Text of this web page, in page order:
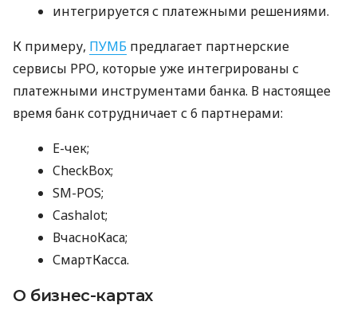
интегрируется с платежными решениями.
К примеру, ПУМБ предлагает партнерские
сервисы РРО, которые уже интегрированы с
платежными инструментами банка. В настоящее
время банк сотрудничает с 6 партнерами:
E-чек;
CheckBox;
SM-POS;
Cashalot;
ВчасноКаса;
СмартКасса.
О бизнес-картах